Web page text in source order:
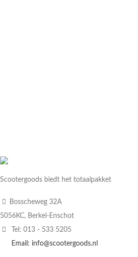
Scootergoods biedt het totaalpakket
Bosscheweg 32A
5056KC, Berkel-Enschot
Tel: 013 - 533 5205
Email: info@scootergoods.nl